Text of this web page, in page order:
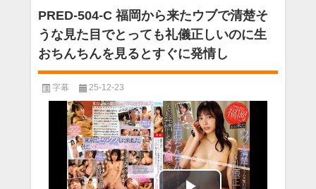
PRED-504-C 福岡から来たウブで清楚そ
うな見た目でとっても礼儀正しいのに生
おちんちんを見るとすぐに発情し
字幕 25-12-23